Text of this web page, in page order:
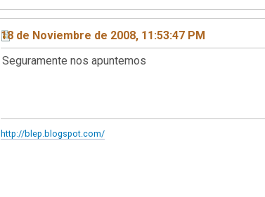
18 de Noviembre de 2008, 11:53:47 PM
Seguramente nos apuntemos
http://blep.blogspot.com/